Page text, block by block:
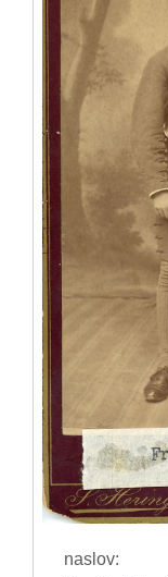
naslov: